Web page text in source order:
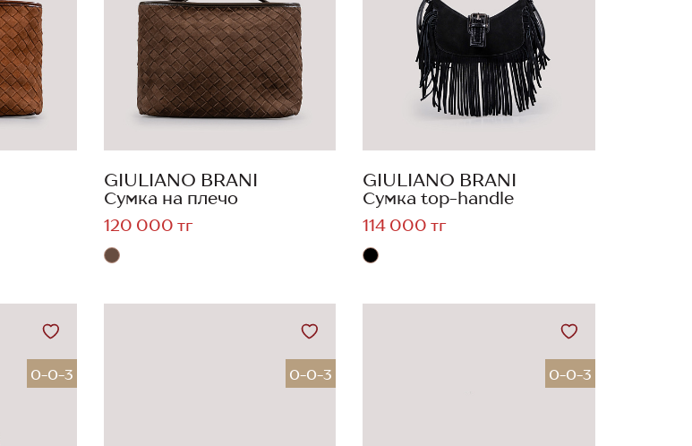
GIULIANO BRANI
Сумка на плечо
120 000 тг
GIULIANO BRANI
Сумка top-handle
114 000 тг
0-0-3 0-0-3 0-0-3